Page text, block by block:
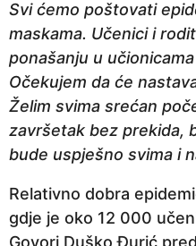
d
i
n
a
p
r
i
Svi ćemo poštovati
maskama. Učenici i
ponašanju u
Očekujem da će
Želim svima srećan
završetak bez prekida,
bude uspješno svima i
Relativno dobra
gdje je oko 12 000
Govori Duško Đurić